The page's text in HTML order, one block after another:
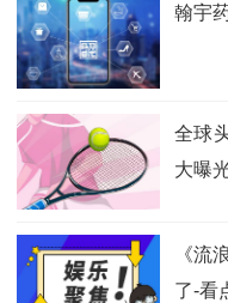
翰宇
全球
大曝
《流
了-看